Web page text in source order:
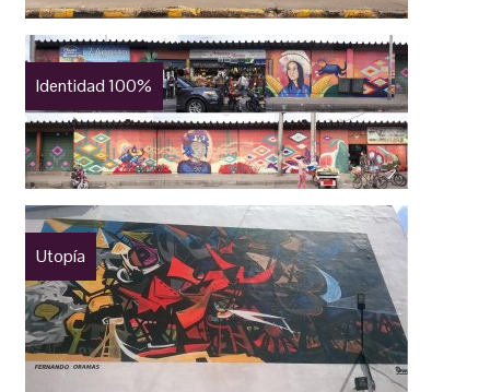
Identidad 100%
Utopía